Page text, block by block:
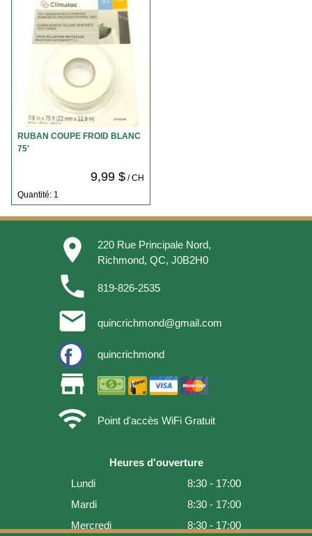
RUBAN COUPE FROID BLANC
75'
9,99 $/ CH
Quantité: 1
place
220 Rue Principale Nord,
Richmond, QC, J0B2H0
phone 819-826-2535
email quincrichmond@gmail.com
quincrichmond
store
wifi
Point d'accès WiFi Gratuit
Heures d'ouverture
Lundi
8:30 - 17:00
Mardi
8:30 - 17:00
Mercredi
8:30 - 17:00